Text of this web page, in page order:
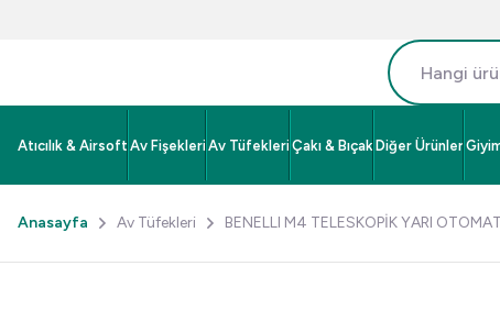
Atıcılık & Airsoft Av Fişekleri Av Tüfekleri Çakı & Bıçak Diğer Ürünler
Anasayfa Av Tüfekleri BENELLI M4 TELESKOPİK YARI